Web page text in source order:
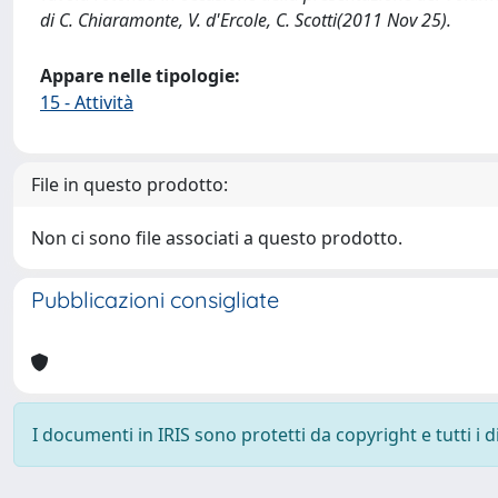
di C. Chiaramonte, V. d'Ercole, C. Scotti(2011 Nov 25).
Appare nelle tipologie:
15 - Attività
File in questo prodotto:
Non ci sono file associati a questo prodotto.
Pubblicazioni consigliate
I documenti in IRIS sono protetti da copyright e tutti i